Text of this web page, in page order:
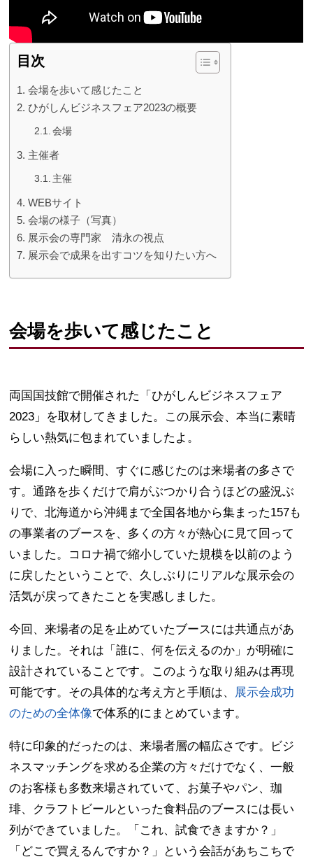
目次
会場を歩いて感じたこと
ひがしんビジネスフェア2023の概要
会場
主催者
主催
WEBサイト
会場の様子（写真）
展示会の専門家 清永の視点
展示会で成果を出すコツを知りたい方へ
会場を歩いて感じたこと
両国国技館で開催された「ひがしんビジネスフェア
2023」を取材してきました。この展示会、本当に素晴
らしい熱気に包まれていましたよ。
会場に入った瞬間、すぐに感じたのは来場者の多さで
す。通路を歩くだけで肩がぶつかり合うほどの盛況ぶ
りで、北海道から沖縄まで全国各地から集まった157も
の事業者のブースを、多くの方々が熱心に見て回って
いました。コロナ禍で縮小していた規模を以前のよう
に戻したということで、久しぶりにリアルな展示会の
活気が戻ってきたことを実感しました。
今回、来場者の足を止めていたブースには共通点があ
りました。それは「誰に、何を伝えるのか」が明確に
設計されていることです。このような取り組みは再現
可能です。その具体的な考え方と手順は、 展示会成功
のための全体像で体系的にまとめています。
特に印象的だったのは、来場者層の幅広さです。ビジ
ネスマッチングを求める企業の方々だけでなく、一般
のお客様も多数来場されていて、お菓子やパン、珈
琲、クラフトビールといった食料品のブースには長い
列ができていました。「これ、試食できますか？」
「どこで買えるんですか？」という会話があちこちで